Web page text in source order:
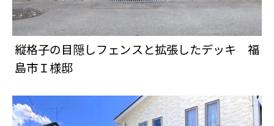
縦格子の目隠しフェンスと拡張したデッキ 福
島市Ｉ様邸